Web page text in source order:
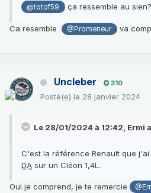
@totof59 ça ressemble au sien?
Ca resemble @Promeneur va
Uncleber 310
Posté(e) le 28 janvier 2024
Le 28/01/2024 à 12:42, Ermi
C'est la référence Renault que
DA sur un Cléon 1,4L.
Oui je comprend, je te remercie